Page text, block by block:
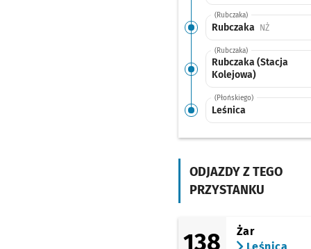
(Rubczaka)
Rubczaka NŻPrzystanek
(Rubczaka)
Rubczaka (Stacja
Kolejowa)
(Płońskiego)
Leśnica
ODJAZDY Z TEGO
PRZYSTANKU
138
Żar